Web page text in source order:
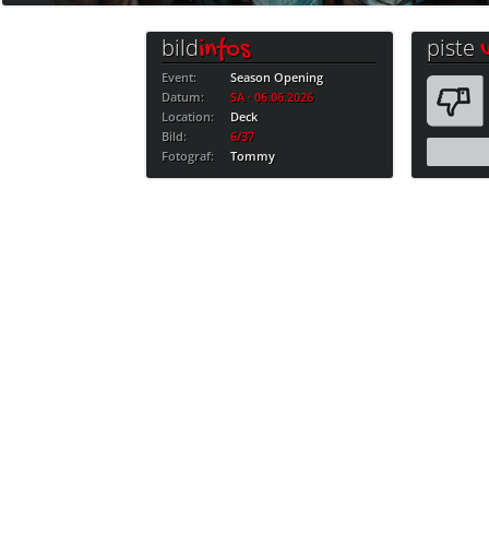
bildinfos
Event:
Season Opening
Datum:
SA · 06.06.2026
Location:
Deck
Bild:
6/37
Fotograf:
Tommy
piste